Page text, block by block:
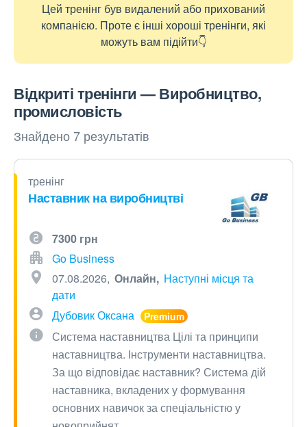
Цей тренінг був видалений або прихований
компанією. Проте є інші хороші тренінги, які
можуть вам підійти👇
Відкриті тренінги — Виробництво,
промисловiсть
Знайдено 7 результатів
тренінг
Наставник на виробництві
7300 грн
Go Business
07.08.2026 Онлайн Наступні місця та
дати
Дубовик Оксана
Система наставництва Цілі та принципи
наставництва. Інструменти наставництва.
За що відповідає наставник? Система дій
наставника, вкладених у формування
основних навичок за спеціальністю у